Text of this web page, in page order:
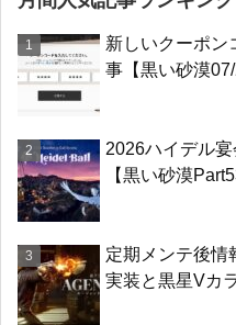
新しいクーポン
事【黒い砂漠07/
2026ハイデル
【黒い砂漠
定期メンテ後情
実装と黒星Vカ